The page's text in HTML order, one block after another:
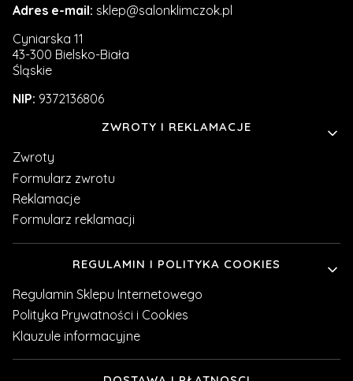
Adres e-mail: sklep@salonklimczok.pl
Cyniarska 11
43-300 Bielsko-Biała
Śląskie
NIP: 9372136806
Linki w stopceZWROTY I REKLAMACJE
Zwroty
Formularz zwrotu
Reklamacje
Formularz reklamacji
REGULAMIN I POLITYKA COOKIES
Regulamin Sklepu Internetowego
Polityka Prywatności i Cookies
Klauzule informacyjne